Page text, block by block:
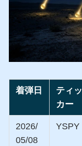
着弾日
ティッ
カー
2026/
05/08
YSPY